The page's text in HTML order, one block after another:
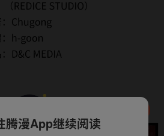
腾漫App继续阅读